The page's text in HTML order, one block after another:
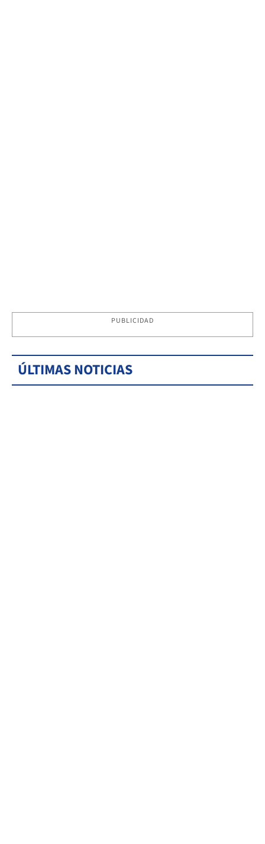
PUBLICIDAD
ÚLTIMAS NOTICIAS